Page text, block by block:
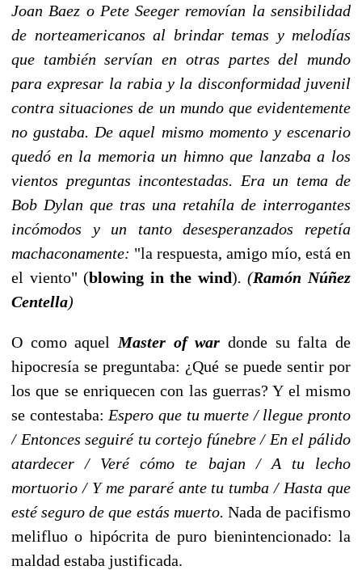
Joan Baez o Pete Seeger removían la sensibilidad
de norteamericanos al brindar temas y melodías
que también servían en otras partes del mundo
para expresar la rabia y la disconformidad juvenil
contra situaciones de un mundo que evidentemente
no gustaba. De aquel mismo momento y escenario
quedó en la memoria un himno que lanzaba a los
vientos preguntas incontestadas. Era un tema de
Bob Dylan que tras una retahíla de interrogantes
incómodos y un tanto desesperanzados repetía
machaconamente: "la respuesta, amigo mío, está en
el viento" (blowing in the wind). (Ramón Núñez
Centella)
O como aquel Master of war donde su falta de
hipocresía se preguntaba: ¿Qué se puede sentir por
los que se enriquecen con las guerras? Y el mismo
se contestaba: Espero que tu muerte / llegue pronto
/ Entonces seguiré tu cortejo fúnebre / En el pálido
atardecer / Veré cómo te bajan / A tu lecho
mortuorio / Y me pararé ante tu tumba / Hasta que
esté seguro de que estás muerto. Nada de pacifismo
melifluo o hipócrita de puro bienintencionado: la
maldad estaba justificada.